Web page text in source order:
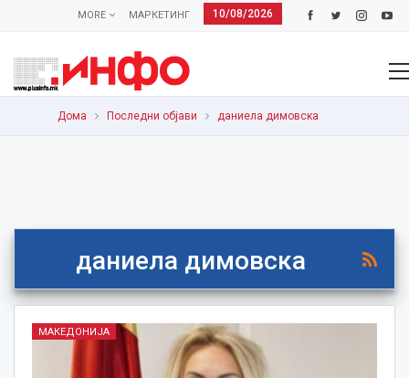
10/08/2026
МАРКЕТИНГ
MORE
Дома Последни објави даниела димовска
даниела димовска
МАКЕДОНИЈА